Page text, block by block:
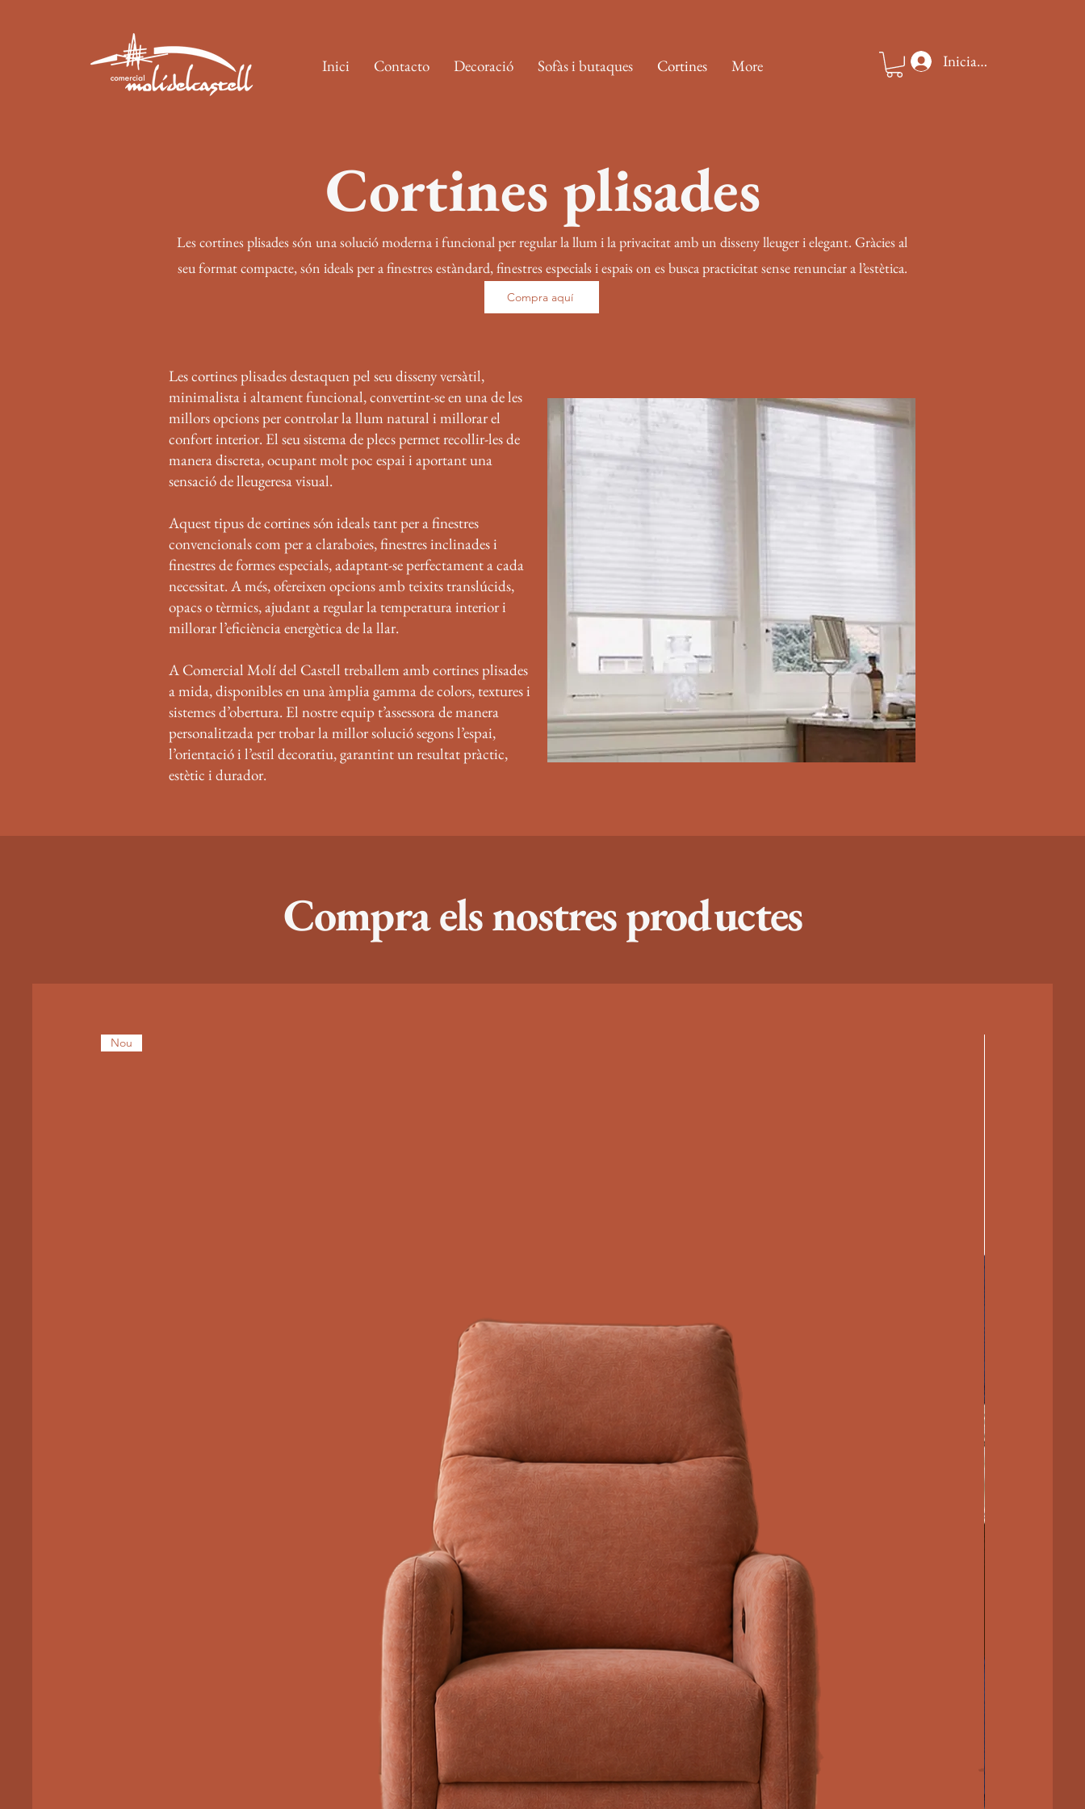
Inici Contacto Decoració Sofàs i butaques Cortines More Iniciar sesión
Cortines plisades
Les cortines plisades són una solució moderna i funcional per regular la llum i la privacitat amb un disseny lleuger i elegant. Gràcies al
seu format compacte, són ideals per a finestres estàndard, finestres especials i espais on es busca practicitat sense renunciar a l’estètica.
Compra aquí
Les cortines plisades destaquen pel seu disseny versàtil,
minimalista i altament funcional, convertint-se en una de les
millors opcions per controlar la llum natural i millorar el
confort interior. El seu sistema de plecs permet recollir-les de
manera discreta, ocupant molt poc espai i aportant una
sensació de lleugeresa visual.
Aquest tipus de cortines són ideals tant per a finestres
convencionals com per a claraboies, finestres inclinades i
finestres de formes especials, adaptant-se perfectament a cada
necessitat. A més, ofereixen opcions amb teixits translúcids,
opacs o tèrmics, ajudant a regular la temperatura interior i
millorar l’eficiència energètica de la llar.
A Comercial Molí del Castell treballem amb cortines plisades
a mida, disponibles en una àmplia gamma de colors, textures i
sistemes d’obertura. El nostre equip t’assessora de manera
personalitzada per trobar la millor solució segons l’espai,
l’orientació i l’estil decoratiu, garantint un resultat pràctic,
estètic i durador.
Compra els nostres productes
Nou